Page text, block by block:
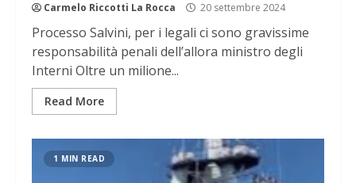
Carmelo Riccotti La Rocca 20 settembre 2024
Processo Salvini, per i legali ci sono gravissime
responsabilità penali dell’allora ministro degli
Interni Oltre un milione...
Read More
1 MIN READ